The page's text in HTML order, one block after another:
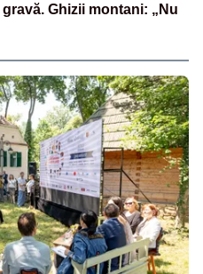
Ghizii montani: „Nu